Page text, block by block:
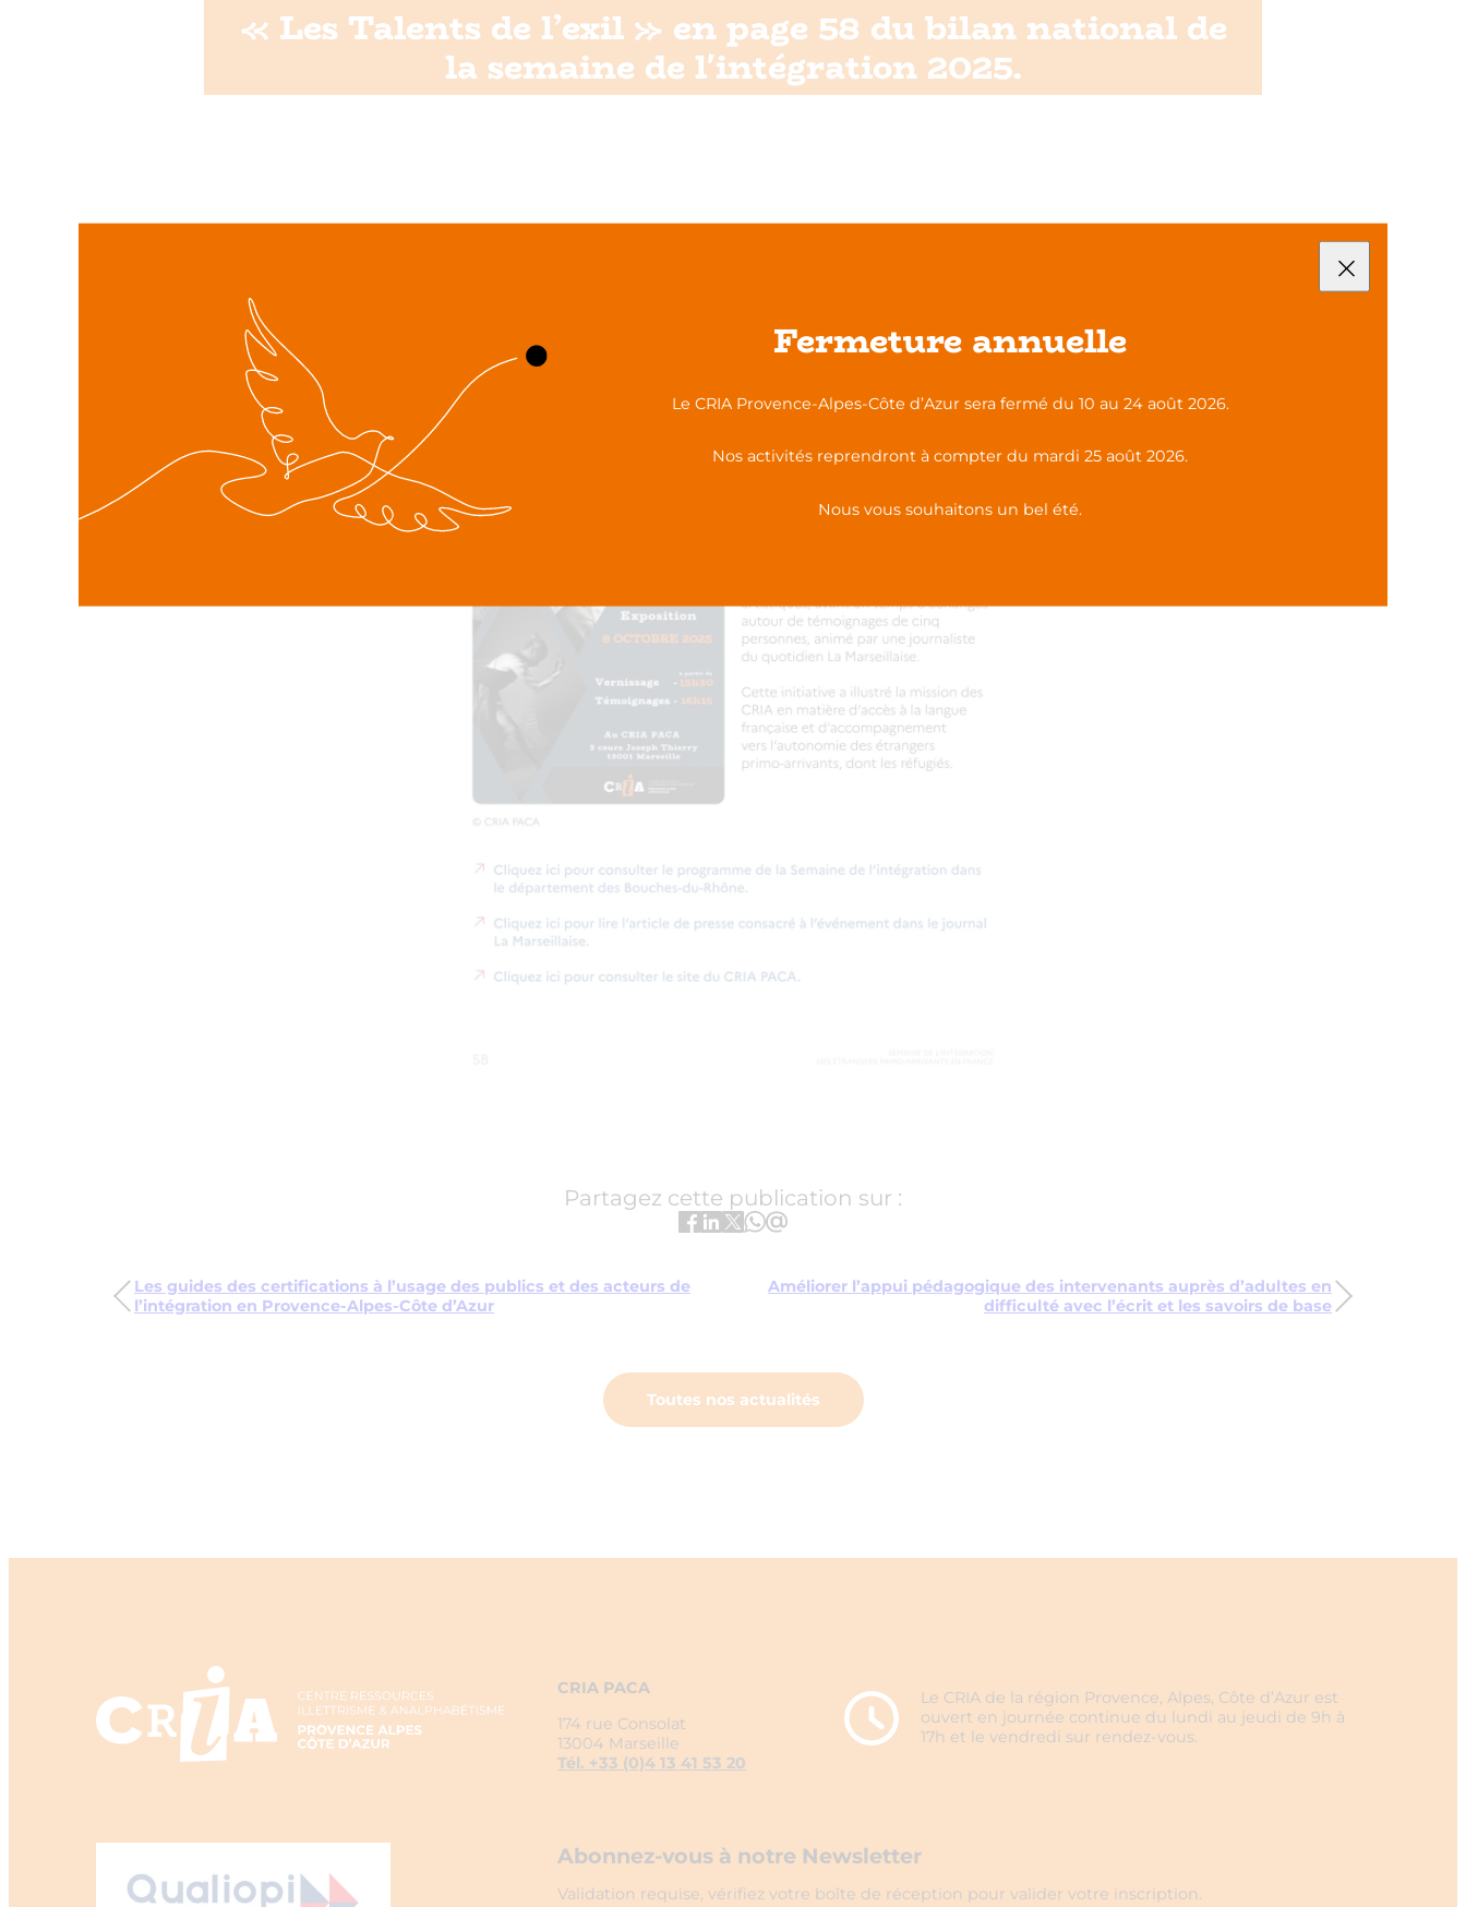
« Les Talents de l’exil » en page 58 du bilan national de
la semaine de l'intégration 2025.
Partagez cette publication sur :
Les guides des certifications à l’usage des publics et des acteurs de
l’intégration en Provence-Alpes-Côte d’Azur
Améliorer l’appui pédagogique des intervenants auprès d’adultes en
difficulté avec l’écrit et les savoirs de base
Toutes nos actualités
CRIA PACA
174 rue Consolat
13004 Marseille
Tél. +33 (0)4 13 41 53 20
Le CRIA de la région Provence, Alpes, Côte d’Azur est
ouvert en journée continue du lundi au jeudi de 9h à
17h et le vendredi sur rendez-vous.
Abonnez-vous à notre Newsletter
Validation requise, vérifiez votre boîte de réception pour valider votre inscription.
Fermeture annuelle
Le CRIA Provence-Alpes-Côte d’Azur sera fermé du 10 au 24 août 2026.
Nos activités reprendront à compter du mardi 25 août 2026.
Nous vous souhaitons un bel été.